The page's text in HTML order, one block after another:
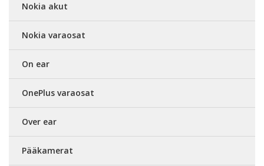
Nokia akut
Nokia varaosat
On ear
OnePlus varaosat
Over ear
Pääkamerat